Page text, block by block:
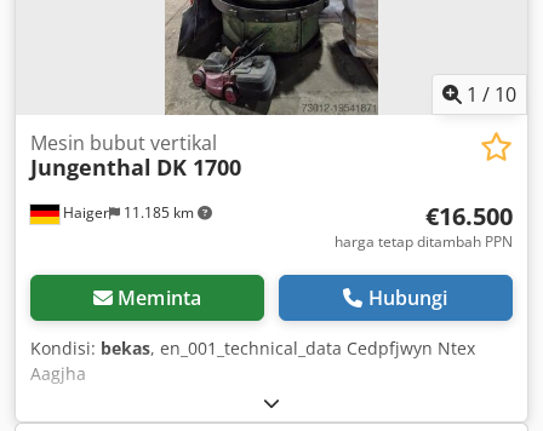
1 / 10
Haiger 11.185 km
Mesin bubut vertikal
Jungenthal DK 1700
€16.500
harga tetap ditambah PPN
Meminta Hubungi
Kondisi: bekas, en_001_technical_data Cedpfjwyn Ntex
Aagjha